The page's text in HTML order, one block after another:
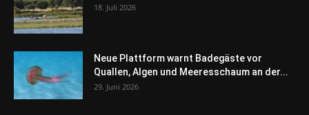
18. Juli 2026
Neue Plattform warnt Badegäste vor
Quallen, Algen und Meeresschaum an der...
29. Juni 2026